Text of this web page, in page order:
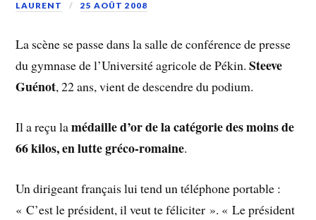
LAURENT 25 AOÛT 2008
La scène se passe dans la salle de conférence de presse
du gymnase de l’Université agricole de Pékin.Steeve
Guénot, 22 ans, vient de descendre du podium.
Il a reçu lamédaille d’or de la catégorie des moins de
66 kilos, en lutte gréco-romaine.
Un dirigeant français lui tend un téléphone portable :
« C’est le président, il veut te féliciter ». « Le président